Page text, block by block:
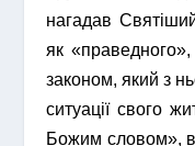
нагадав
як
законом, який з
ситуації свого
Божим словом»,